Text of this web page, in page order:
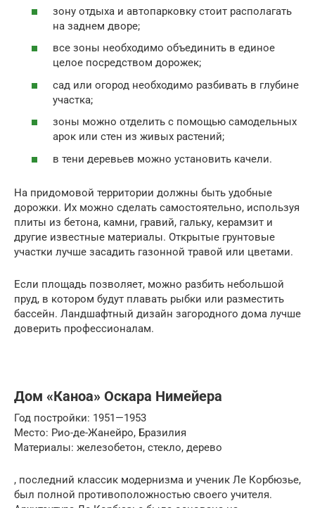
зону отдыха и автопарковку стоит располагать
на заднем дворе;
все зоны необходимо объединить в единое
целое посредством дорожек;
сад или огород необходимо разбивать в глубине
участка;
зоны можно отделить с помощью самодельных
арок или стен из живых растений;
в тени деревьев можно установить качели.
На придомовой территории должны быть удобные
дорожки. Их можно сделать самостоятельно, используя
плиты из бетона, камни, гравий, гальку, керамзит и
другие известные материалы. Открытые грунтовые
участки лучше засадить газонной травой или цветами.
Если площадь позволяет, можно разбить небольшой
пруд, в котором будут плавать рыбки или разместить
бассейн. Ландшафтный дизайн загородного дома лучше
доверить профессионалам.
Дом «Каноа» Оскара Нимейера
Год постройки: 1951—1953
Место: Рио-де-Жанейро, Бразилия
Материалы: железобетон, стекло, дерево
, последний классик модернизма и ученик Ле Корбюзье,
был полной противоположностью своего учителя.